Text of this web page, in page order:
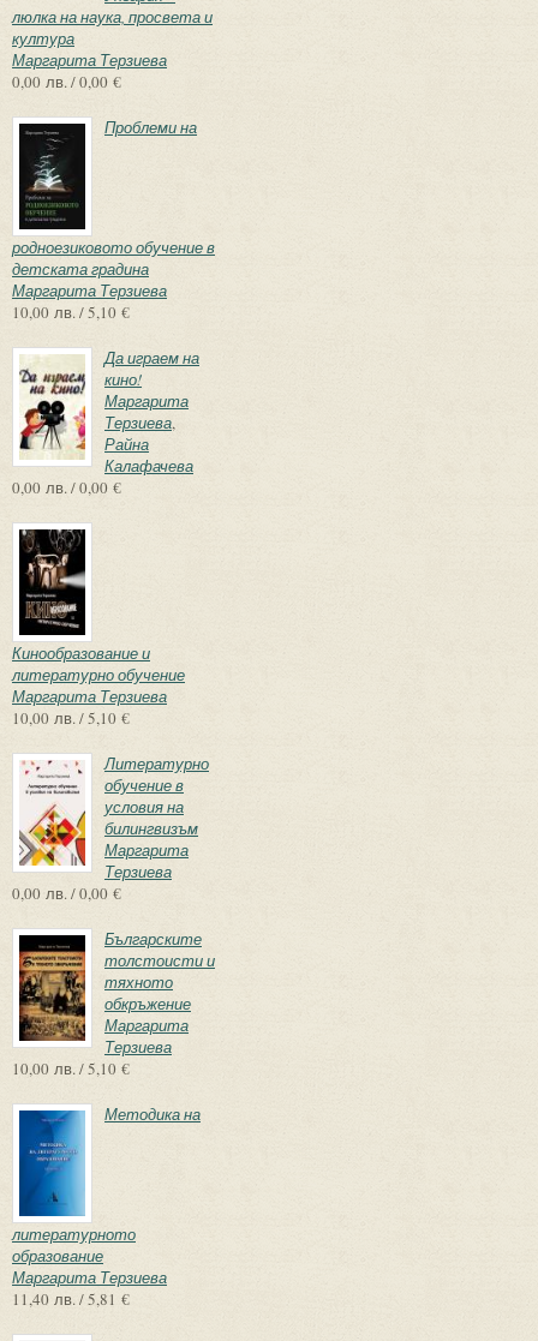
люлка на наука, просвета и
култура
Маргарита Терзиева
0,00 лв. / 0,00 €
Проблеми на
родноезиковото обучение в
детската градина
Маргарита Терзиева
10,00 лв. / 5,10 €
Да играем на
кино!
Маргарита
Терзиева,
Райна
Калафачева
0,00 лв. / 0,00 €
Кинообразование и
литературно обучение
Маргарита Терзиева
10,00 лв. / 5,10 €
Литературно
обучение в
условия на
билингвизъм
Маргарита
Терзиева
0,00 лв. / 0,00 €
Българските
толстоисти и
тяхното
обкръжение
Маргарита
Терзиева
10,00 лв. / 5,10 €
Методика на
литературното
образование
Маргарита Терзиева
11,40 лв. / 5,81 €